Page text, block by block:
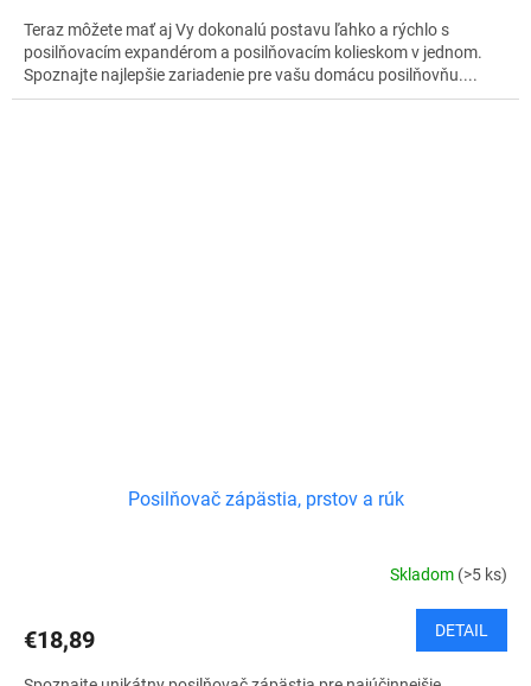
Teraz môžete mať aj Vy dokonalú postavu ľahko a rýchlo s
posilňovacím expandérom a posilňovacím kolieskom v jednom.
Spoznajte najlepšie zariadenie pre vašu domácu posilňovňu....
Posilňovač zápästia, prstov a rúk
Skladom (>5 ks)
€18,89 DETAIL